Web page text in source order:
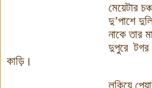
মেয়েটার
দু’পাশে
নাকে তার
দুপুরে টগর
কাড়ি।
লুকিয়ে